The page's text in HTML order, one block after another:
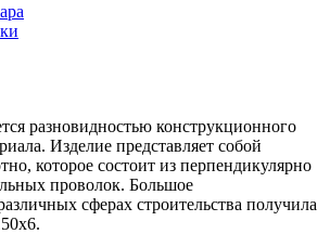
разновидностью конструкционного
Изделие представляет собой
которое состоит из перпендикулярно
проволок. Большое
сферах строительства получила